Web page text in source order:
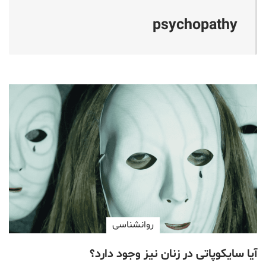
psychopathy
روانشناسی
آیا سایکوپاتی در زنان نیز وجود دارد؟